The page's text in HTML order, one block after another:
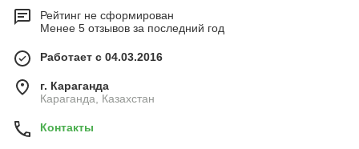
Рейтинг не сформирован
Менее 5 отзывов за последний год
Работает с 04.03.2016
г. Караганда
Караганда, Казахстан
Контакты